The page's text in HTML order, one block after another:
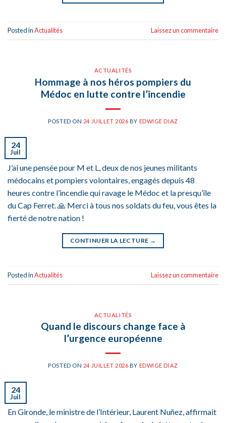
Posted inActualités Laissez un commentaire
ACTUALITÉS
Hommage à nos héros pompiers du
Médoc en lutte contre l’incendie
POSTED ON 24 JUILLET 2026 BY EDWIGE DIAZ
24
Juil
J’ai une pensée pour M et L, deux de nos jeunes militants
médocains et pompiers volontaires, engagés depuis 48
heures contre l’incendie qui ravage le Médoc et la presqu’île
du Cap Ferret. 🙏 Merci à tous nos soldats du feu, vous êtes la
fierté de notre nation !
CONTINUER LA LECTURE →
Posted inActualités Laissez un commentaire
ACTUALITÉS
Quand le discours change face à
l’urgence européenne
POSTED ON 24 JUILLET 2026 BY EDWIGE DIAZ
24
Juil
En Gironde, le ministre de l’Intérieur, Laurent Nuñez, affirmait